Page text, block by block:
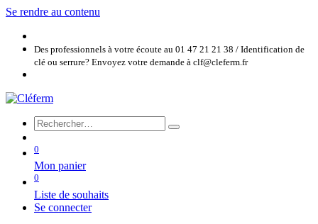
Se rendre au contenu
Des professionnels à votre écoute au 01 47 21 21 38 / Identification de
clé ou serrure? Envoyez votre demande à clf@cleferm.fr
0
Mon panier
0
Liste de souhaits
Se connecter